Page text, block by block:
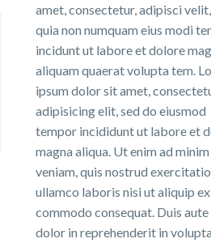
amet, consectetur, adipisci
quia non numquam eius modi
incidunt ut labore et dolore
aliquam quaerat volupta tem.
ipsum dolor sit amet,
adipisicing elit, sed do eiusmod
tempor incididunt ut labore et
magna aliqua. Ut enim ad minim
veniam, quis nostrud
ullamco laboris nisi ut aliquip ex
commodo consequat. Duis
dolor in reprehenderit in